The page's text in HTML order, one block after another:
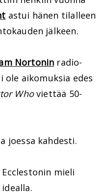
astui hänen tilalleen
jälkeen.
Nortonin radio-
ole aikomuksia edes
Whoviettää 50-
joessa kahdesti.
mieli